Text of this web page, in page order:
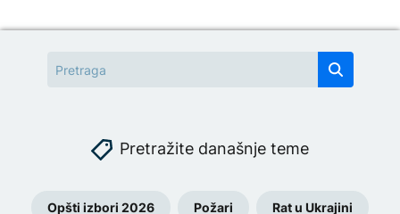
Pretražite današnje teme
Opšti izbori 2026 Požari Rat u Ukrajini